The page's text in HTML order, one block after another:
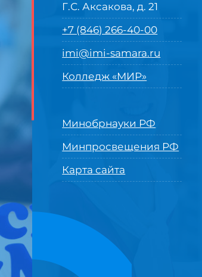
Г.С. Аксакова, д. 21
+7 (846) 266-40-00
imi@imi-samara.ru
Колледж «МИР»
Минобрнауки РФ
Минпросвещения РФ
Карта сайта